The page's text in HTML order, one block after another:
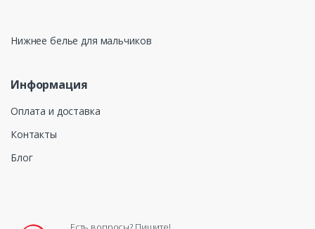
Нижнее белье для мальчиков
Информация
Оплата и доставка
Контакты
Блог